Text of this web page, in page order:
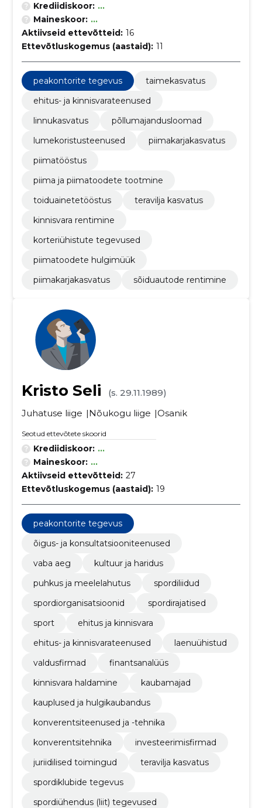
Krediidiskoor: ...
Maineskoor: ...
Aktiivseid ettevõtteid: 16
Ettevõtluskogemus (aastaid): 11
peakontorite tegevus
taimekasvatus
ehitus- ja kinnisvarateenused
linnukasvatus
põllumajandusloomad
lumekoristusteenused
piimakarjakasvatus
piimatööstus
piima ja piimatoodete tootmine
toiduainetetööstus
teravilja kasvatus
kinnisvara rentimine
korteriühistute tegevused
piimatoodete hulgimüük
piimakarjakasvatus
sõiduautode rentimine
Kristo Seli
(s. 29.11.1989)
Juhatuse liige
Nõukogu liige Osanik
Seotud ettevõtete skoorid
Krediidiskoor: ...
Maineskoor: ...
Aktiivseid ettevõtteid: 27
Ettevõtluskogemus (aastaid): 19
peakontorite tegevus
õigus- ja konsultatsiooniteenused
vaba aeg
kultuur ja haridus
puhkus ja meelelahutus
spordiliidud
spordiorganisatsioonid
spordirajatised
sport
ehitus ja kinnisvara
ehitus- ja kinnisvarateenused
laenuühistud
valdusfirmad
finantsanalüüs
kinnisvara haldamine
kaubamajad
kauplused ja hulgikaubandus
konverentsiteenused ja -tehnika
konverentsitehnika
investeerimisfirmad
juriidilised toimingud
teravilja kasvatus
spordiklubide tegevus
spordiühendus (liit) tegevused